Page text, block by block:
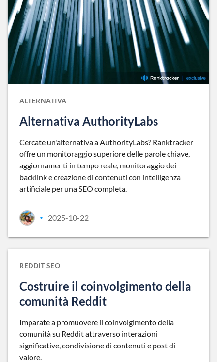
ALTERNATIVA
Alternativa AuthorityLabs
Cercate un'alternativa a AuthorityLabs? Ranktracker
offre un monitoraggio superiore delle parole chiave,
aggiornamenti in tempo reale, monitoraggio dei
backlink e creazione di contenuti con intelligenza
artificiale per una SEO completa.
• 2025-10-22
REDDIT SEO
Costruire il coinvolgimento della
comunità Reddit
Imparate a promuovere il coinvolgimento della
comunità su Reddit attraverso interazioni
significative, condivisione di contenuti e post di
valore.